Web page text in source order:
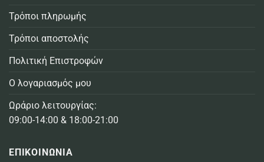
Τρόποι πληρωμής
Τρόποι αποστολής
Πολιτική Επιστροφών
Ο λογαριασμός μου
Ωράριο λειτουργίας:
09:00-14:00 & 18:00-21:00
ΕΠΙΚΟΙΝΩΝΙΑ